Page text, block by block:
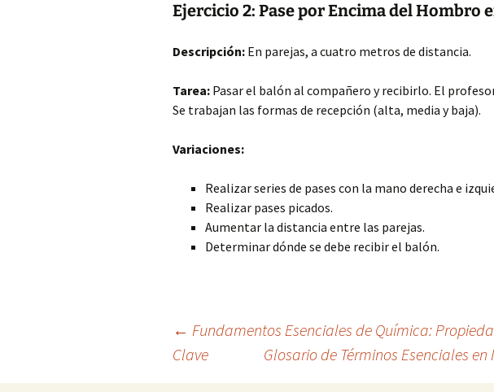
Ejercicio 2: Pase por Encima del Hombro
Descripción: En parejas, a cuatro metros de distancia.
Tarea: Pasar el balón al compañero y recibirlo. El
Se trabajan las formas de recepción (alta, media y baja).
Variaciones:
Realizar series de pases con la mano derecha e
Realizar pases picados.
Aumentar la distancia entre las parejas.
Determinar dónde se debe recibir el balón.
Navegación
← Fundamentos Esenciales de Química:
Clave
Glosario de Términos Esenciales